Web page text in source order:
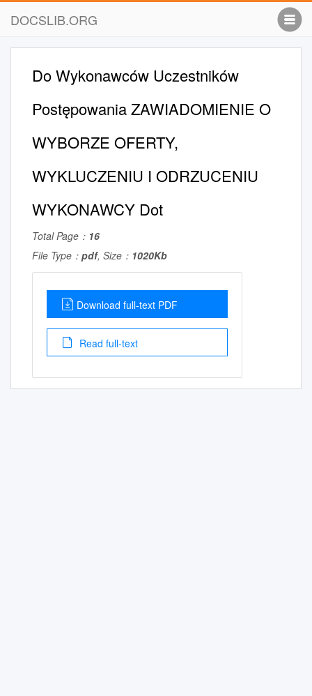
DOCSLIB.ORG
Do Wykonawców Uczestników
Postępowania ZAWIADOMIENIE O
WYBORZE OFERTY,
WYKLUCZENIU I ODRZUCENIU
WYKONAWCY Dot
Total Page： 16
File Type： pdf, Size： 1020Kb
Download full-text PDF
Read full-text